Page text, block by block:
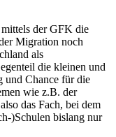
mittels der GFK die
Migration noch
als
die kleinen und
und Chance für die
wie z.B. der
das Fach, bei dem
)Schulen bislang nur